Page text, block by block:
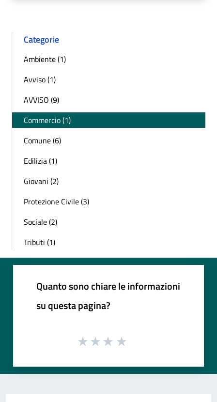
Categorie
Ambiente (1)
Avviso (1)
AVVISO (9)
Commercio (1)
Comune (6)
Edilizia (1)
Giovani (2)
Protezione Civile (3)
Sociale (2)
Tributi (1)
Quanto sono chiare le informazioni
su questa pagina?